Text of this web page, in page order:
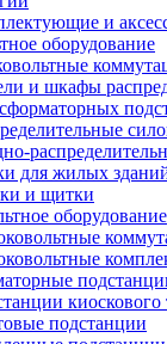
и
оборудование
и шкафы
для жилых
и щитки
оборудование
киоскового
подстанции